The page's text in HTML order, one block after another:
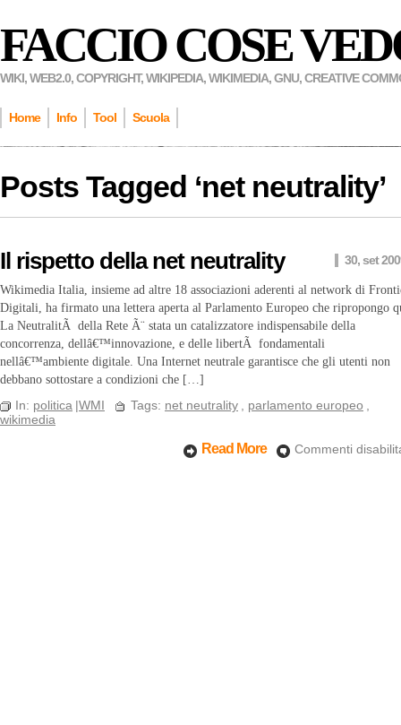
FACCIO COSE
WIKI, WEB2.0, COPYRIGHT, WIKIPEDIA, WIKIMEDIA, GNU, CREATIVE
Home Info Tool Scuola
Posts Tagged ‘net neutrality’
Il rispetto della net neutrality 30, set
Wikimedia Italia, insieme ad altre 18 associazioni aderenti al network di
Digitali, ha firmato una lettera aperta al Parlamento Europeo che ripropongo
La NeutralitÃ della Rete Ã¨ stata un catalizzatore indispensabile della
concorrenza, dellâ€™innovazione, e delle libertÃ fondamentali
nellâ€™ambiente digitale. Una Internet neutrale garantisce che gli utenti non
debbano sottostare a condizioni che […]
In: politica |WMI Tags: net neutrality parlamento europeo
wikimedia
Read More Commenti